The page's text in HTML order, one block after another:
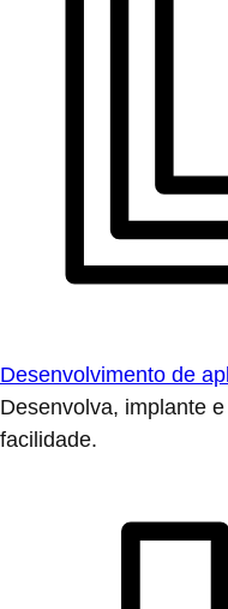
Desenvolvimento de
Desenvolva, implante
facilidade.